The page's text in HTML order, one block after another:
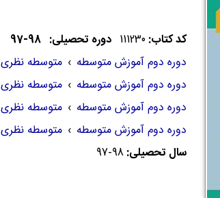
کد کتاب: 111230 دوره تحصیلی: 98-97
دوره دوم آموزش متوسطه › متوسطه نظری
دوره دوم آموزش متوسطه › متوسطه نظری
دوره دوم آموزش متوسطه › متوسطه نظری
دوره دوم آموزش متوسطه › متوسطه نظری
سال تحصیلی:97-98